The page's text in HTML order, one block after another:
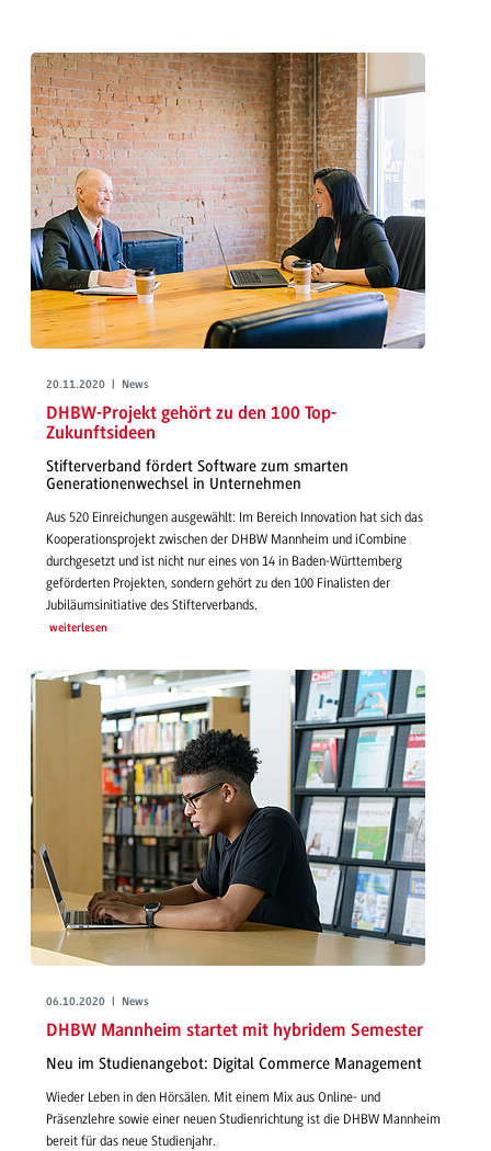
20.11.2020 | News
DHBW-Projekt gehört zu den 100 Top-
Zukunftsideen
Stifterverband fördert Software zum smarten
Generationenwechsel in Unternehmen
Aus 520 Einreichungen ausgewählt: Im Bereich Innovation hat sich das
Kooperationsprojekt zwischen der DHBW Mannheim und iCombine
durchgesetzt und ist nicht nur eines von 14 in Baden-Württemberg
geförderten Projekten, sondern gehört zu den 100 Finalisten der
Jubiläumsinitiative des Stifterverbands.
weiterlesen
06.10.2020 | News
DHBW Mannheim startet mit hybridem Semester
Neu im Studienangebot: Digital Commerce Management
Wieder Leben in den Hörsälen. Mit einem Mix aus Online- und
Präsenzlehre sowie einer neuen Studienrichtung ist die DHBW Mannheim
bereit für das neue Studienjahr.